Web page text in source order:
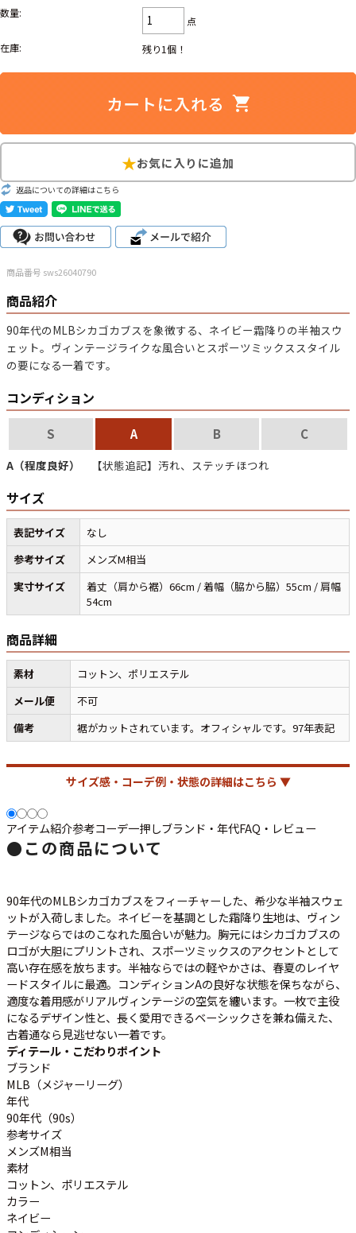
パンツ レディース 子供服
Search by Particularこだわりから探す
Search by Size サイズから探す（メンズ）
スウェット XS S M L XL
長袖シャツ XS S M L XL
半袖シャツ
Tシャツ XS S M L XL
パンツ
W30以下 W31,W32
Search by Maniacマニアックから探す
USA製
ボロ ミリタリー
すべてのマニアックを見る
Search by Period 年代から探す
90年代 80年代 70年代
すべての年代を見る
週刊ラッシュアウト新聞
古着コラム
メディア・イベント情報
Youtube 古着屋Rush Out チャンネル
数量:
点
在庫:
残り1個！
返品についての詳細はこちら
商品番号 sws26040790
商品紹介
90年代のMLBシカゴカブスを象徴する、ネイビー霜降りの半袖スウ
ェット。ヴィンテージライクな風合いとスポーツミックススタイル
の要になる一着です。
コンディション
S A B C
A（程度良好） 【状態追記】汚れ、ステッチほつれ
サイズ
表記サイズ
なし
参考サイズ
メンズM相当
実寸サイズ
着丈（肩から裾）66cm / 着幅（脇から脇）55cm / 肩幅
54cm
商品詳細
素材
コットン、ポリエステル
メール便
不可
備考
裾がカットされています。オフィシャルです。97年表記
サイズ感・コーデ例・状態の詳細はこちら ▼
アイテム紹介参考コーデ一押しブランド・年代FAQ・レビュー
● この商品について
90年代のMLBシカゴカブスをフィーチャーした、希少な半袖スウェ
ットが入荷しました。ネイビーを基調とした霜降り生地は、ヴィン
テージならではのこなれた風合いが魅力。胸元にはシカゴカブスの
ロゴが大胆にプリントされ、スポーツミックスのアクセントとして
高い存在感を放ちます。半袖ならではの軽やかさは、春夏のレイヤ
ードスタイルに最適。コンディションAの良好な状態を保ちながら、
適度な着用感がリアルヴィンテージの空気を纏います。一枚で主役
になるデザイン性と、長く愛用できるベーシックさを兼ね備えた、
古着通なら見逃せない一着です。
ディテール・こだわりポイント
ブランド
MLB（メジャーリーグ）
年代
90年代（90s）
参考サイズ
メンズM相当
素材
コットン、ポリエステル
カラー
ネイビー